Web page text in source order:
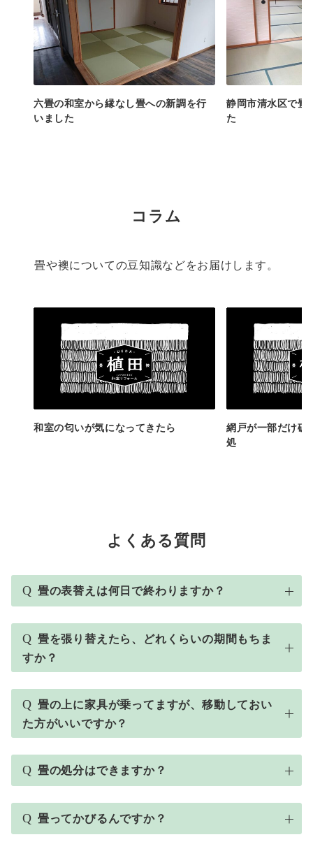
六畳の和室から縁なし畳への新調を行
いました
静岡市清水区で畳
た
コラム
畳や襖についての豆知識などをお届けします。
和室の匂いが気になってきたら
網戸が一部だけ破
処
よくある質問
Q 畳の表替えは何日で終わりますか？
Q 畳を張り替えたら、どれくらいの期間もちま
すか？
Q 畳の上に家具が乗ってますが、移動しておい
た方がいいですか？
Q 畳の処分はできますか？
Q 畳ってかびるんですか？